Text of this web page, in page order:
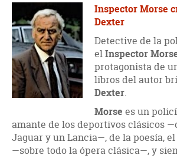
Inspector Morse
Dexter
Detective de la
elInspector
protagonista de
libros del autor
Dexter.
Morse es un
amante de los deportivos clásicos
Jaguar y un Lancia—, de la poesía,
—sobre todo la ópera clásica—, y